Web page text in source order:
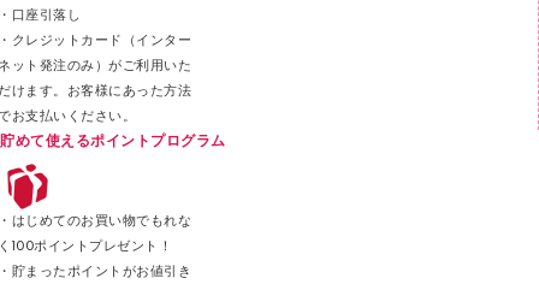
カッター
口座引落し
クレジットカード（インター
ット発注のみ）がご利用いた
けます。お客様にあった方法
お支払いください。
貯めて使えるポイントプログラム
はじめてのお買い物でもれな
100ポイントプレゼント！
貯まったポイントがお値引き